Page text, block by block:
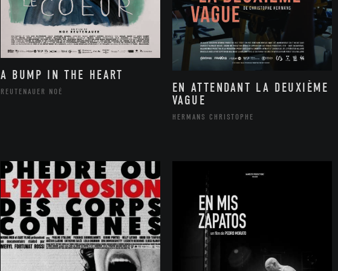
A BUMP IN THE HEART
REUTENAUER NOÉ
EN ATTENDANT LA DEUXIÈME
VAGUE
HERMANS CHRISTOPHE